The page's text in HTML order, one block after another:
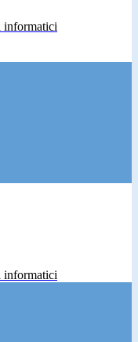
informatici
informatici